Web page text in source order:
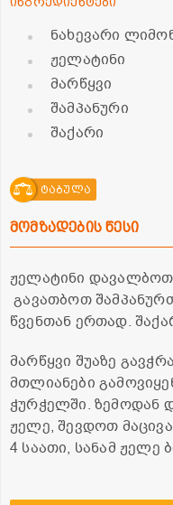
ნახევარი
ჟელატინი
მარწყვი
შამპანური
შაქარი
ტაბულა
მომზადების წესი
ჟელატინი
გავათბოთ
წვენთან ერთად.
მარწყვი შუაზე
მთლიანები
ჭურჭელში. ზემოდან
ჟელე, შევდოთ
4 საათი, სანამ